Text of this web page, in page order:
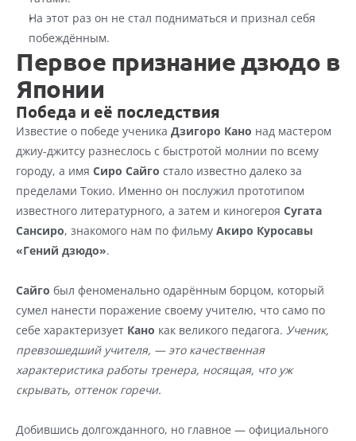
На этот раз он не стал подниматься и признал себя
побеждённым.
Первое признание дзюдо в
Японии
Победа и её последствия
Известие о победе ученика Дзигоро Кано над мастером
джиу-джитсу разнеслось с быстротой молнии по всему
городу, а имя Сиро Сайго стало известно далеко за
пределами Токио. Именно он послужил прототипом
известного литературного, а затем и киногероя Сугата
Сансиро, знакомого нам по фильму Акиро Куросавы
«Гений дзюдо».
Сайго был феноменально одарённым борцом, который
сумел нанести поражение своему учителю, что само по
себе характеризует Кано как великого педагога. Ученик,
превзошедший учителя, — это качественная
характеристика работы тренера, носящая, что уж
скрывать, оттенок горечи.
Добившись долгожданного, но главное — официального